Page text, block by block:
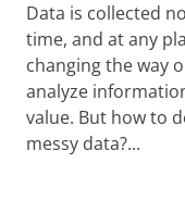
Data is collected
time, and at any
changing the way
analyze
value. But how to
messy data?...